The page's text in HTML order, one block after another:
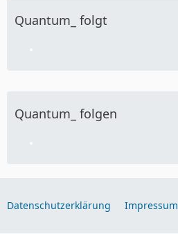
Quantum_ folgt
Quantum_ folgen
Datenschutzerklärung Impressum